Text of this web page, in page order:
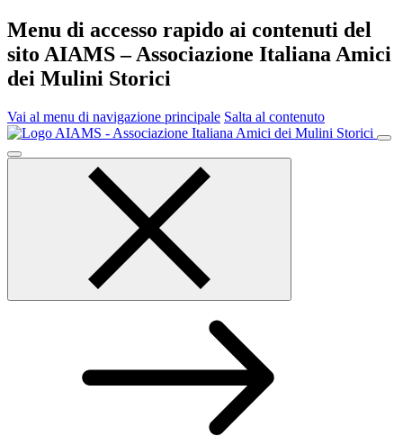
Menu di accesso rapido ai contenuti del
sito AIAMS – Associazione Italiana Amici
dei Mulini Storici
Vai al menu di navigazione principale Salta al contenuto
Menu
principale